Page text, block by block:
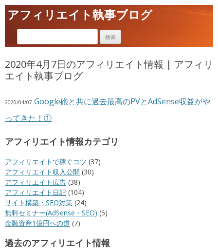
アフィリエイト執事ブログ
2020年4月7日のアフィリエイト情報 | アフィリ
エイト執事ブログ
2020/04/07 Google砲と共に過去最高のPVとAdSense収益がや
ってきた！①
アフィリエイト情報カテゴリ
アフィリエイトで稼ぐコツ (37)
アフィリエイト収入公開 (30)
アフィリエイト広告 (38)
アフィリエイト日記 (104)
サイト構築・SEO対策 (24)
無料セミナー(AdSense・SEO) (5)
金融資産1億円への道 (7)
過去のアフィリエイト情報